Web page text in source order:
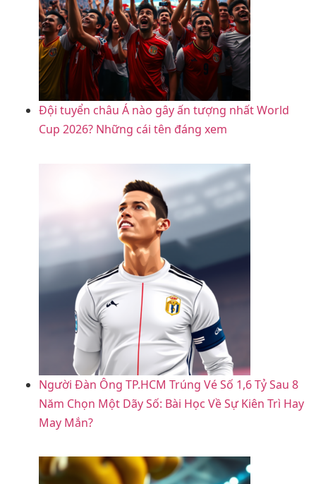
Đội tuyển châu Á nào gây ấn tượng nhất World
Cup 2026? Những cái tên đáng xem
Người Đàn Ông TP.HCM Trúng Vé Số 1,6 Tỷ Sau 8
Năm Chọn Một Dãy Số: Bài Học Về Sự Kiên Trì Hay
May Mắn?